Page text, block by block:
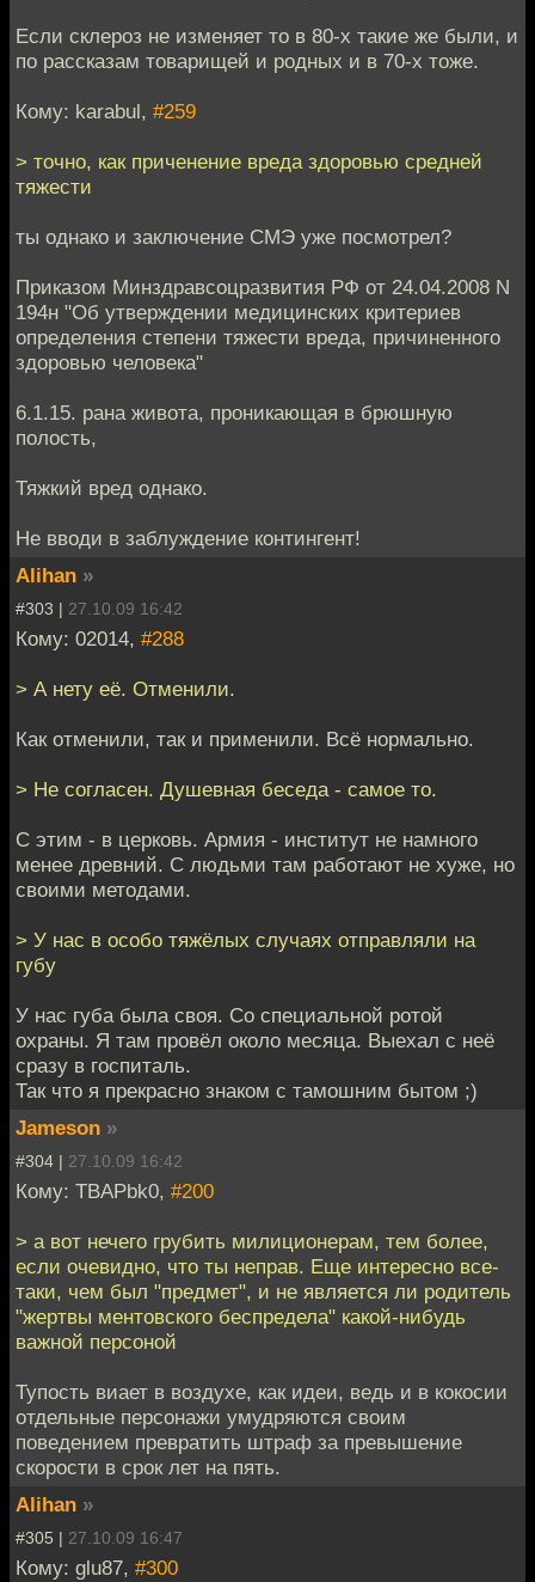
Если склероз не изменяет то в 80-х такие же были, и
по рассказам товарищей и родных и в 70-х тоже.
Кому: karabul, #259
> точно, как приченение вреда здоровью средней
тяжести
ты однако и заключение СМЭ уже посмотрел?
Приказом Минздравсоцразвития РФ от 24.04.2008 N
194н "Об утверждении медицинских критериев
определения степени тяжести вреда, причиненного
здоровью человека"
6.1.15. рана живота, проникающая в брюшную
полость,
Тяжкий вред однако.
Не вводи в заблуждение контингент!
Alihan »
#303 | 27.10.09 16:42
Кому: 02014, #288
> А нету её. Отменили.
Как отменили, так и применили. Всё нормально.
> Не согласен. Душевная беседа - самое то.
С этим - в церковь. Армия - институт не намного
менее древний. С людьми там работают не хуже, но
своими методами.
> У нас в особо тяжёлых случаях отправляли на
губу
У нас губа была своя. Со специальной ротой
охраны. Я там провёл около месяца. Выехал с неё
сразу в госпиталь.
Так что я прекрасно знаком с тамошним бытом ;)
Jameson »
#304 | 27.10.09 16:42
Кому: TBAPbk0, #200
> а вот нечего грубить милиционерам, тем более,
если очевидно, что ты неправ. Еще интересно все-
таки, чем был "предмет", и не является ли родитель
"жертвы ментовского беспредела" какой-нибудь
важной персоной
Тупость виает в воздухе, как идеи, ведь и в кокосии
отдельные персонажи умудряются своим
поведением превратить штраф за превышение
скорости в срок лет на пять.
Alihan »
#305 | 27.10.09 16:47
Кому: glu87, #300